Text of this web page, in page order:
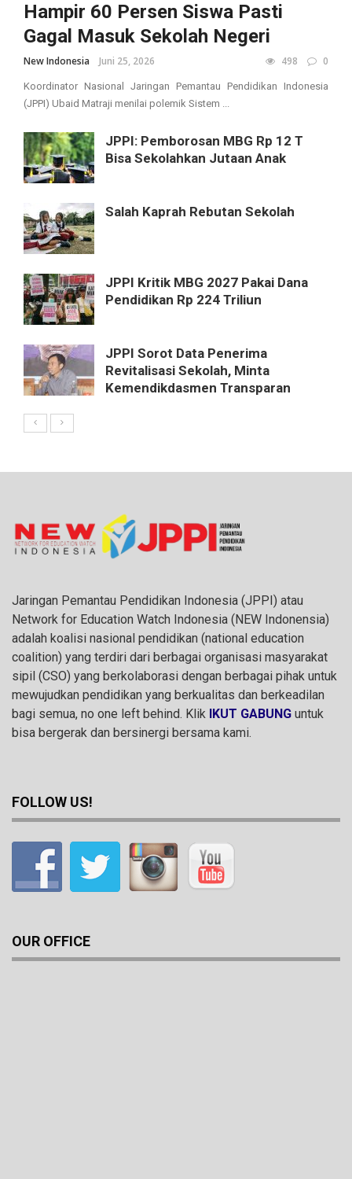
Hampir 60 Persen Siswa Pasti
Gagal Masuk Sekolah Negeri
New Indonesia Juni 25, 2026 498 0
Koordinator Nasional Jaringan Pemantau Pendidikan Indonesia
(JPPI) Ubaid Matraji menilai polemik Sistem ...
JPPI: Pemborosan MBG Rp 12 T
Bisa Sekolahkan Jutaan Anak
Salah Kaprah Rebutan Sekolah
JPPI Kritik MBG 2027 Pakai Dana
Pendidikan Rp 224 Triliun
JPPI Sorot Data Penerima
Revitalisasi Sekolah, Minta
Kemendikdasmen Transparan
Jaringan Pemantau Pendidikan Indonesia (JPPI) atau
Network for Education Watch Indonesia (NEW Indonensia)
adalah koalisi nasional pendidikan (national education
coalition) yang terdiri dari berbagai organisasi masyarakat
sipil (CSO) yang berkolaborasi dengan berbagai pihak untuk
mewujudkan pendidikan yang berkualitas dan berkeadilan
bagi semua, no one left behind. Klik IKUT GABUNG untuk
bisa bergerak dan bersinergi bersama kami.
FOLLOW US!
OUR OFFICE